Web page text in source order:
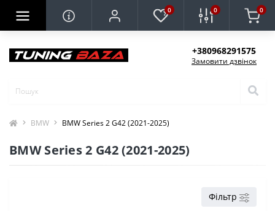
0 0 0
+380968291575
Замовити дзвінок
BMW BMW Series 2 G42 (2021-2025)
BMW Series 2 G42 (2021-2025)
Фільтр